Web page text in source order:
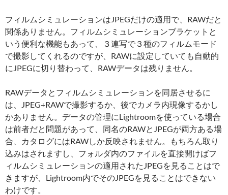
フィルムシミュレーションはJPEGだけの適用で、RAWだと
関係ありません。フィルムシミュレーションブラケットと
いう便利な機能もあって、３連写で３種のフィルムモード
で撮影してくれるのですが、RAWに設定していても自動的
にJPEGに切り替わって、RAWデータは残りません。
RAWデータとフィルムシミュレーションを同居させるに
は、JPEG+RAWで撮影するか、後でカメラ内現像するかし
かありません。データの管理にLightroomを使っている場合
は前者だと問題があって、同名のRAWとJPEGが両方ある場
合、カタログにはRAWしか反映されません。もちろん取り
込みはされますし、フォルダ内のファイルを直接開けばフ
ィルムシミュレーションの適用されたJPEGを見ることはで
きますが、Lightroom内でそのJPEGを見ることはできない
わけです。